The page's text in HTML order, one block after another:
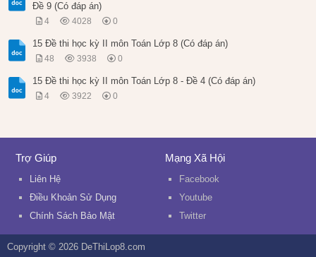
Đề 9 (Có đáp án)
4 4028 0
15 Đề thi học kỳ II môn Toán Lớp 8 (Có đáp án)
48 3938 0
15 Đề thi học kỳ II môn Toán Lớp 8 - Đề 4 (Có đáp án)
4 3922 0
Trợ Giúp
Liên Hệ
Điều Khoản Sử Dụng
Chính Sách Bảo Mật
Mạng Xã Hội
Facebook
Youtube
Twitter
Copyright © 2026 DeThiLop8.com